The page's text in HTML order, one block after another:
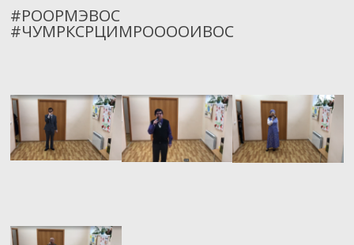
#РООРМЭВОС
#ЧУМРКСРЦИМРООООИВОС